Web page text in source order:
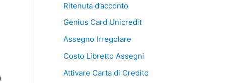
Ritenuta d’acconto
Genius Card Unicredit
Assegno Irregolare
Costo Libretto Assegni
Attivare Carta di Credito